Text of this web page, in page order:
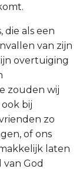
die als een
van zijn
overtuiging
zouden wij
bij
zo
of ons
laten
God